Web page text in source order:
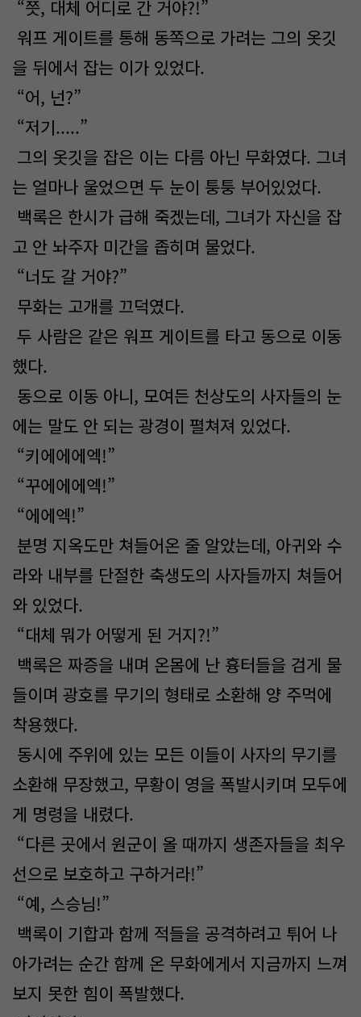
“쯧, 대체 어디로 간 거야?!”
워프 게이트를 통해 동쪽으로 가려는 그의 옷깃
을 뒤에서 잡는 이가 있었다.
“어, 넌?”
“저기.....”
그의 옷깃을 잡은 이는 다름 아닌 무화였다. 그녀
는 얼마나 울었으면 두 눈이 퉁퉁 부어있었다.
백록은 한시가 급해 죽겠는데, 그녀가 자신을 잡
고 안 놔주자 미간을 좁히며 물었다.
“너도 갈 거야?”
무화는 고개를 끄덕였다.
두 사람은 같은 워프 게이트를 타고 동으로 이동
했다.
동으로 이동 아니, 모여든 천상도의 사자들의 눈
에는 말도 안 되는 광경이 펼쳐져 있었다.
“키에에에엑!”
“꾸에에에엑!”
“에에엑!”
분명 지옥도만 쳐들어온 줄 알았는데, 아귀와 수
라와 내부를 단절한 축생도의 사자들까지 쳐들어
와 있었다.
“대체 뭐가 어떻게 된 거지?!”
백록은 짜증을 내며 온몸에 난 흉터들을 검게 물
들이며 광호를 무기의 형태로 소환해 양 주먹에
착용했다.
동시에 주위에 있는 모든 이들이 사자의 무기를
소환해 무장했고, 무황이 영을 폭발시키며 모두에
게 명령을 내렸다.
“다른 곳에서 원군이 올 때까지 생존자들을 최우
선으로 보호하고 구하거라!”
“예, 스승님!”
백록이 기합과 함께 적들을 공격하려고 튀어 나
아가려는 순간 함께 온 무화에게서 지금까지 느껴
보지 못한 힘이 폭발했다.